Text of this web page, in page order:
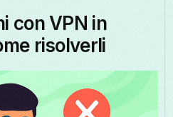
con VPN in
risolverli